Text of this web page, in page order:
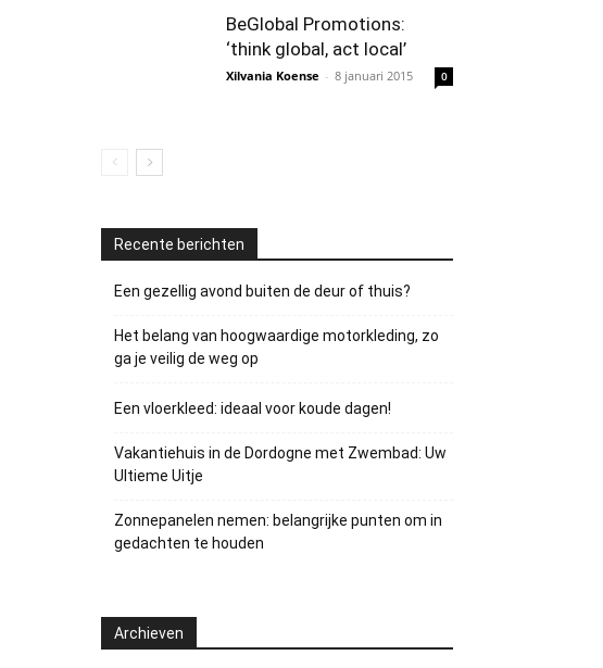
BeGlobal Promotions:
‘think global, act local’
Xilvania Koense - 8 januari 2015 0
Recente berichten
Een gezellig avond buiten de deur of thuis?
Het belang van hoogwaardige motorkleding, zo
ga je veilig de weg op
Een vloerkleed: ideaal voor koude dagen!
Vakantiehuis in de Dordogne met Zwembad: Uw
Ultieme Uitje
Zonnepanelen nemen: belangrijke punten om in
gedachten te houden
Archieven